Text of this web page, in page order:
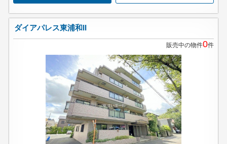
ダイアパレス東浦和II
販売中の物件0件